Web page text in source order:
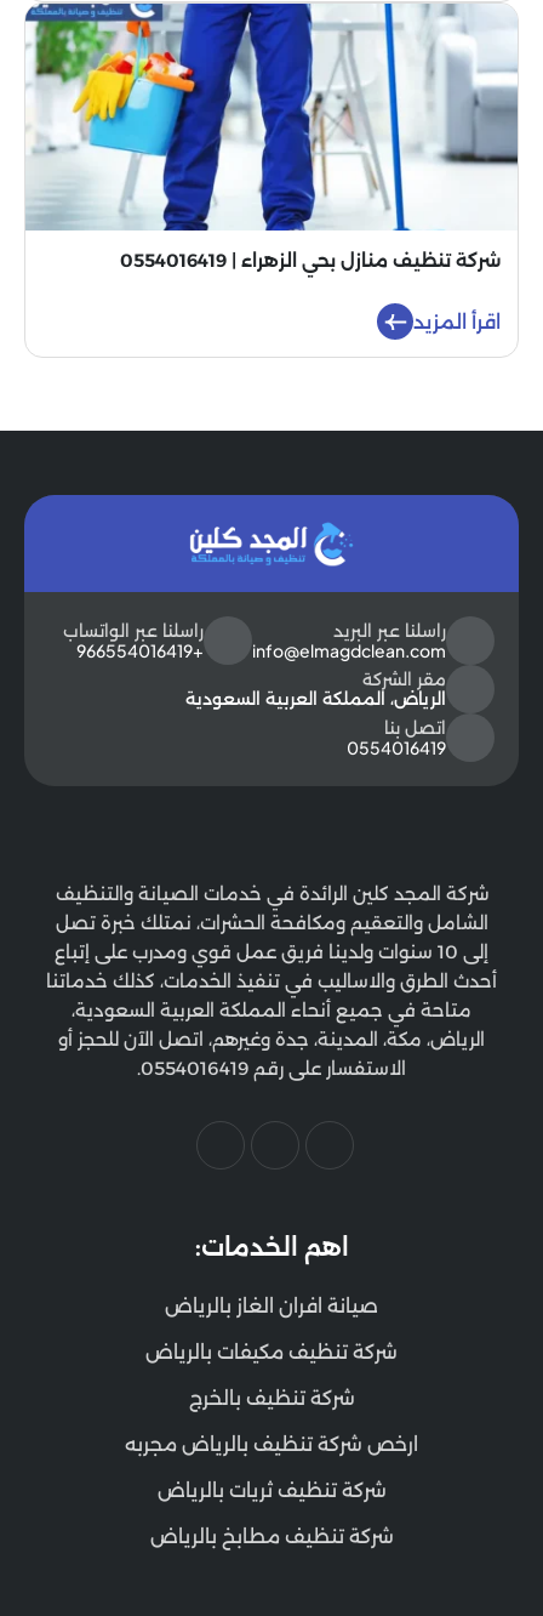
شركة تنظيف منازل بحي الزهراء | 0554016419
اقرأ المزيد
راسلنا عبر البريد
info@elmagdclean.com
راسلنا عبر الواتساب
+966554016419
مقر الشركة
الرياض، المملكة العربية السعودية
اتصل بنا
0554016419
شركة المجد كلين الرائدة في خدمات الصيانة والتنظيف
الشامل والتعقيم ومكافحة الحشرات، نمتلك خبرة تصل
إلى 10 سنوات ولدينا فريق عمل قوي ومدرب على إتباع
أحدث الطرق والاساليب في تنفيذ الخدمات، كذلك خدماتنا
متاحة في جميع أنحاء المملكة العربية السعودية،
الرياض، مكة، المدينة، جدة وغيرهم، اتصل الآن للحجز أو
الاستفسار على رقم 0554016419.
اهم الخدمات:
صيانة افران الغاز بالرياض
شركة تنظيف مكيفات بالرياض
شركة تنظيف بالخرج
ارخص شركة تنظيف بالرياض مجربه
شركة تنظيف ثريات بالرياض
شركة تنظيف مطابخ بالرياض